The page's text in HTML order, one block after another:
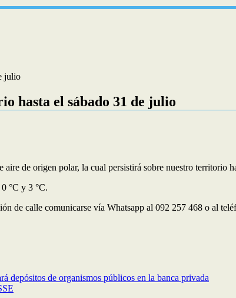
julio
hasta el sábado 31 de julio
de origen polar, la cual persistirá sobre nuestro territorio
°C y 3 °C.
de calle comunicarse vía Whatsapp al 092 257 468 o al
depósitos de organismos públicos en la banca privada